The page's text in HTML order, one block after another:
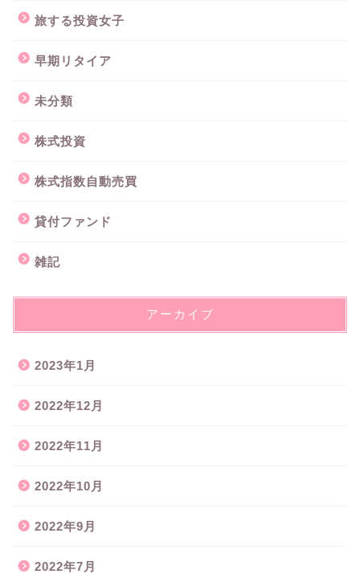
旅する投資女子
早期リタイア
未分類
株式投資
株式指数自動売買
貸付ファンド
雑記
アーカイブ
2023年1月
2022年12月
2022年11月
2022年10月
2022年9月
2022年7月